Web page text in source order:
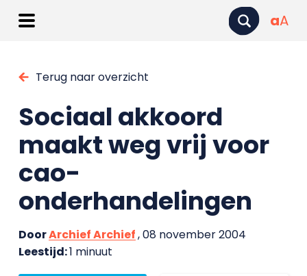
aA
Terug naar overzicht
Sociaal akkoord
maakt weg vrij voor
cao-
onderhandelingen
DoorArchief Archief, 08 november 2004
Leestijd:1 minuut